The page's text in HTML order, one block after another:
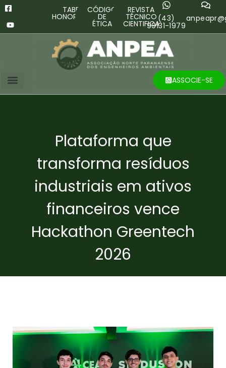
TABELA
HONORÁRIOS
CÓDIGO
DE
ÉTICA
REVISTA
TÉCNICO
CIENTIFICA
(43)
99131-1979
ASSOCIE-SE
Plataforma que
transforma resíduos
industriais em ativos
financeiros vence
Hackathon Greentech
2026